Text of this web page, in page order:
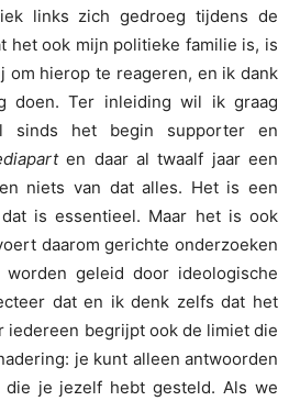
links zich gedroeg tijdens de
het ook mijn politieke familie is, is
om hierop te reageren, en ik dank
doen. Ter inleiding wil ik graag
sinds het begin supporter en
en daar al twaalf jaar een
niets van dat alles. Het is een
is essentieel. Maar het is ook
daarom gerichte onderzoeken
geleid door ideologische
dat en ik denk zelfs dat het
iedereen begrijpt ook de limiet die
je kunt alleen antwoorden
je jezelf hebt gesteld. Als we